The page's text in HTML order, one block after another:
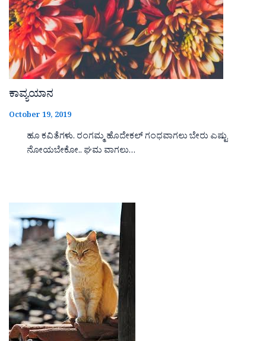
ಕಾವ್ಯಯಾನ
October 19, 2019
ಹೂ ಕವಿತೆಗಳು. ರಂಗಮ್ಮ ಹೊದೇಕಲ್ ಗಂಧವಾಗಲು ಬೇರು ಎಷ್ಟು
ನೋಯಬೇಕೋ.. ಘಮ ವಾಗಲು…